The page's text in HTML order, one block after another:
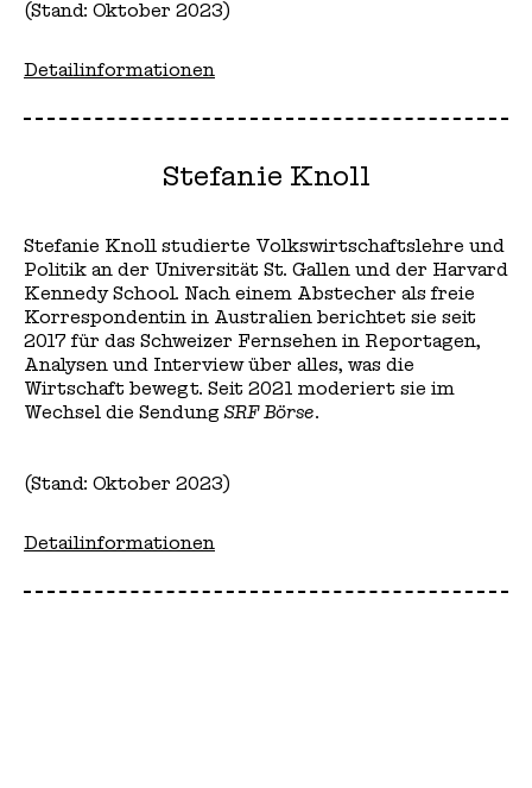
(Stand: Oktober 2023)
Detailinformationen
Stefanie Knoll
Stefanie Knoll studierte Volkswirtschaftslehre und
Politik an der Universität St. Gallen und der Harvard
Kennedy School. Nach einem Abstecher als freie
Korrespondentin in Australien berichtet sie seit
2017 für das Schweizer Fernsehen in Reportagen,
Analysen und Interview über alles, was die
Wirtschaft bewegt. Seit 2021 moderiert sie im
Wechsel die SendungSRF Börse.
(Stand: Oktober 2023)
Detailinformationen